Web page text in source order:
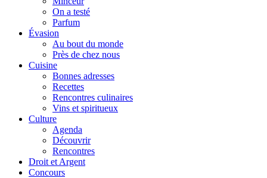
On a testé
Parfum
Évasion
Au bout du monde
Près de chez nous
Cuisine
Bonnes adresses
Recettes
Rencontres culinaires
Vins et spiritueux
Culture
Agenda
Découvrir
Rencontres
Droit et Argent
Concours